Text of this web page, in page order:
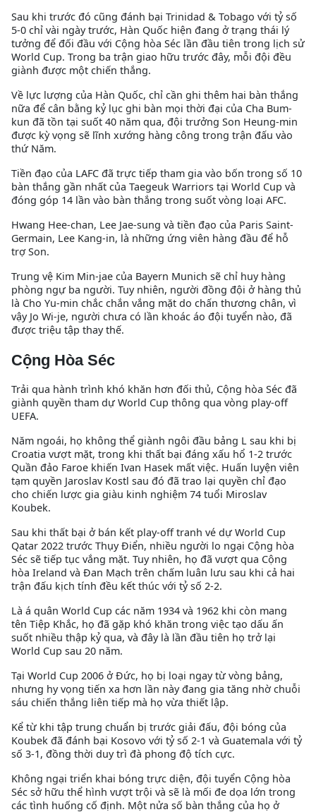
Sau khi trước đó cũng đánh bại Trinidad & Tobago với tỷ số
5-0 chỉ vài ngày trước, Hàn Quốc hiện đang ở trạng thái lý
tưởng để đối đầu với Cộng hòa Séc lần đầu tiên trong lịch sử
World Cup. Trong ba trận giao hữu trước đây, mỗi đội đều
giành được một chiến thắng.
Về lực lượng của Hàn Quốc, chỉ cần ghi thêm hai bàn thắng
nữa để cân bằng kỷ lục ghi bàn mọi thời đại của Cha Bum-
kun đã tồn tại suốt 40 năm qua, đội trưởng Son Heung-min
được kỳ vọng sẽ lĩnh xướng hàng công trong trận đấu vào
thứ Năm.
Tiền đạo của LAFC đã trực tiếp tham gia vào bốn trong số 10
bàn thắng gần nhất của Taegeuk Warriors tại World Cup và
đóng góp 14 lần vào bàn thắng trong suốt vòng loại AFC.
Hwang Hee-chan, Lee Jae-sung và tiền đạo của Paris Saint-
Germain, Lee Kang-in, là những ứng viên hàng đầu để hỗ
trợ Son.
Trung vệ Kim Min-jae của Bayern Munich sẽ chỉ huy hàng
phòng ngự ba người. Tuy nhiên, người đồng đội ở hàng thủ
là Cho Yu-min chắc chắn vắng mặt do chấn thương chân, vì
vậy Jo Wi-je, người chưa có lần khoác áo đội tuyển nào, đã
được triệu tập thay thế.
Cộng Hòa Séc
Trải qua hành trình khó khăn hơn đối thủ, Cộng hòa Séc đã
giành quyền tham dự World Cup thông qua vòng play-off
UEFA.
Năm ngoái, họ không thể giành ngôi đầu bảng L sau khi bị
Croatia vượt mặt, trong khi thất bại đáng xấu hổ 1-2 trước
Quần đảo Faroe khiến Ivan Hasek mất việc. Huấn luyện viên
tạm quyền Jaroslav Kostl sau đó đã trao lại quyền chỉ đạo
cho chiến lược gia giàu kinh nghiệm 74 tuổi Miroslav
Koubek.
Sau khi thất bại ở bán kết play-off tranh vé dự World Cup
Qatar 2022 trước Thụy Điển, nhiều người lo ngại Cộng hòa
Séc sẽ tiếp tục vắng mặt. Tuy nhiên, họ đã vượt qua Cộng
hòa Ireland và Đan Mạch trên chấm luân lưu sau khi cả hai
trận đấu kịch tính đều kết thúc với tỷ số 2-2.
Là á quân World Cup các năm 1934 và 1962 khi còn mang
tên Tiệp Khắc, họ đã gặp khó khăn trong việc tạo dấu ấn
suốt nhiều thập kỷ qua, và đây là lần đầu tiên họ trở lại
World Cup sau 20 năm.
Tại World Cup 2006 ở Đức, họ bị loại ngay từ vòng bảng,
nhưng hy vọng tiến xa hơn lần này đang gia tăng nhờ chuỗi
sáu chiến thắng liên tiếp mà họ vừa thiết lập.
Kể từ khi tập trung chuẩn bị trước giải đấu, đội bóng của
Koubek đã đánh bại Kosovo với tỷ số 2-1 và Guatemala với tỷ
số 3-1, đồng thời duy trì đà phong độ tích cực.
Không ngại triển khai bóng trực diện, đội tuyển Cộng hòa
Séc sở hữu thể hình vượt trội và sẽ là mối đe dọa lớn trong
các tình huống cố định. Một nửa số bàn thắng của họ ở